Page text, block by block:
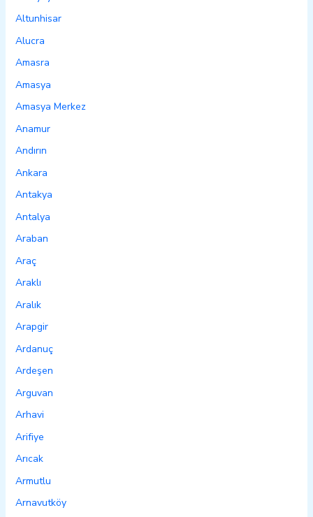
Altunhisar
Alucra
Amasra
Amasya
Amasya Merkez
Anamur
Andırın
Ankara
Antakya
Antalya
Araban
Araç
Araklı
Aralık
Arapgir
Ardanuç
Ardeşen
Arguvan
Arhavi
Arifiye
Arıcak
Armutlu
Arnavutköy